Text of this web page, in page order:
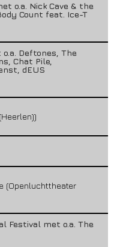
o.a. Nick Cave & the
Count feat. Ice-T
Deftones, The
Chat Pile,
dEUS
(Openluchttheater
Festival met o.a. The